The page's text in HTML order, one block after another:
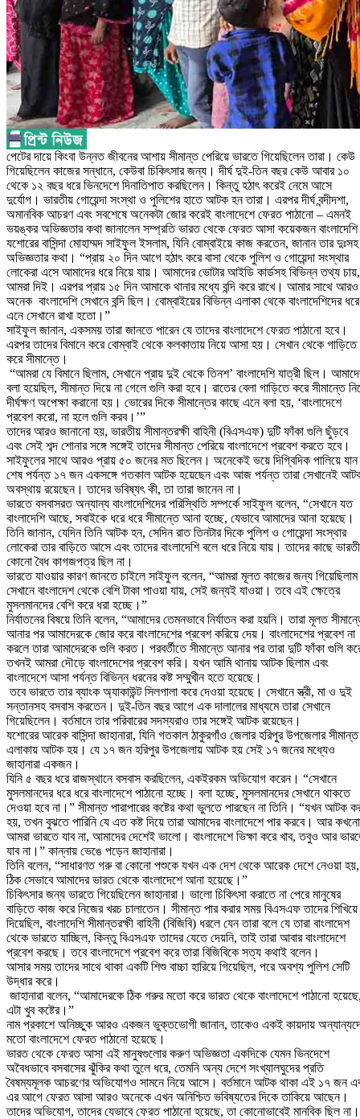
পেটের দায়ে কিংবা উন্নত জীবনের আশায় সীমান্ত পেরিয়ে ভারতে গিয়েছিলেন তারা। কেউ
গিয়েছিলেন কাজের সন্ধানে, কেউবা চিকিৎসার জন্য। দীর্ঘ দুই-তিন বছর কেউ আবার ১০
থেকে ১২ বছর ধরে ভিনদেশে দিনাতিপাত করছিলেন। কিন্তু হঠাৎ করেই নেমে আসে
দুর্যোগ। ভারতীয় গোয়েন্দা সংস্থা ও পুলিশের হাতে আটক হন তারা। এরপর দীর্ঘ বন্দীদশা,
অমানবিক আচরণ এবং সবশেষে অনেকটা জোর করেই বাংলাদেশে ফেরত পাঠানো – এমনই
ভয়ঙ্কর অভিজ্ঞতার কথা জানালেন সম্প্রতি ভারত থেকে ফেরত আসা কয়েকজন
যশোরের বাসিন্দা মোহাম্মদ সাইফুল ইসলাম, যিনি বোম্বাইয়ে কাজ করতেন, জানান তার দুঃসহ
অভিজ্ঞতার কথা। “প্রায় ২০ দিন আগে হঠাৎ করে বাসা থেকে পুলিশ ও গোয়েন্দা সংস্থার
লোকেরা এসে আমাদের ধরে নিয়ে যায়। আমাদের ভোটার আইডি কার্ডসহ বিভিন্ন তথ্য চায়,
আমরা দিই। এরপর প্রায় ১৫ দিন আমাকে থানার মধ্যে বন্দি করে রাখে। আমার সাথে আরও
অনেক বাংলাদেশি সেখানে বন্দি ছিল। বোম্বাইয়ের বিভিন্ন এলাকা থেকে বাংলাদেশিদের ধরে
এনে সেখানে রাখা হতো।”
সাইফুল জানান, একসময় তারা জানতে পারেন যে তাদের বাংলাদেশে ফেরত পাঠানো হবে।
এরপর তাদের বিমানে করে বোম্বাই থেকে কলকাতায় নিয়ে আসা হয়। সেখান থেকে গাড়িতে
করে সীমান্তে।
“আমরা যে বিমানে ছিলাম, সেখানে প্রায় দুই থেকে তিনশ’ বাংলাদেশি যাত্রী ছিল।
বলা হয়েছিল, সীমান্ত দিয়ে না গেলে গুলি করা হবে। রাতের বেলা গাড়িতে করে সীমান্তে
দীর্ঘক্ষণ অপেক্ষা করানো হয়। ভোরের দিকে সীমান্তের কাছে এনে বলা হয়, ‘বাংলাদেশে
প্রবেশ করো, না হলে গুলি করব।’”
তাদের আরও জানানো হয়, ভারতীয় সীমান্তরক্ষী বাহিনী (বিএসএফ) দুটি ফাঁকা গুলি ছুঁড়বে
এবং সেই শব্দ শোনার সঙ্গে সঙ্গেই তাদের সীমান্ত পেরিয়ে বাংলাদেশে প্রবেশ করতে হবে।
সাইফুলের সাথে আরও প্রায় ৫০ জনের মত ছিলেন। অনেকেই ভয়ে দিগ্বিদিক পালিয়ে
শেষ পর্যন্ত ১৭ জন একসঙ্গে গতকাল আটক হয়েছেন এবং আজ পর্যন্ত তারা সেখানেই
অবস্থায় রয়েছেন। তাদের ভবিষ্যৎ কী, তা তারা জানেন না।
ভারতে বসবাসরত অন্যান্য বাংলাদেশিদের পরিস্থিতি সম্পর্কে সাইফুল বলেন, “সেখানে যত
বাংলাদেশি আছে, সবাইকে ধরে ধরে সীমান্তে আনা হচ্ছে, যেভাবে আমাদের আনা হয়েছে।
তিনি জানান, যেদিন তিনি আটক হন, সেদিন রাত তিনটার দিকে পুলিশ ও গোয়েন্দা সংস্থার
লোকেরা তার বাড়িতে আসে এবং তাদের বাংলাদেশি বলে ধরে নিয়ে যায়। তাদের কাছে
কোনো বৈধ কাগজপত্র ছিল না।
ভারতে যাওয়ার কারণ জানতে চাইলে সাইফুল বলেন, “আমরা মূলত কাজের জন্য
সেখানে বাংলাদেশ থেকে বেশি টাকা পাওয়া যায়, সেই জন্যই যাওয়া। তবে এই ক্ষেত্রে
মুসলমানদের বেশি করে ধরা হচ্ছে।”
নির্যাতনের বিষয়ে তিনি বলেন, “আমাদের তেমনভাবে নির্যাতন করা হয়নি। তারা মূলত
আনার পর আমাদেরকে জোর করে বাংলাদেশের প্রবেশ করিয়ে দেয়। বাংলাদেশের প্রবেশ না
করলে তারা আমাদেরকে গুলি করত। পরবর্তীতে সীমান্তে আনার পর তারা দুটি ফাঁকা গুলি
তখনই আমরা দৌড়ে বাংলাদেশের প্রবেশ করি। যখন আমি থানায় আটক ছিলাম এবং
বাংলাদেশে আসা পর্যন্ত বিভিন্ন ধরনের কষ্ট সম্মুখীন হতে হয়েছে।
তবে ভারতে তার ব্যাংক অ্যাকাউন্ট সিলগালা করে দেওয়া হয়েছে। সেখানে স্ত্রী, মা ও দুই
সন্তানসহ বসবাস করতেন। দুই-তিন বছর আগে এক দালালের মাধ্যমে তারা সেখানে
গিয়েছিলেন। বর্তমানে তার পরিবারের সদস্যরাও তার সঙ্গেই আটক রয়েছেন।
যশোরের আরেক বাসিন্দা জাহানারা, যিনি গতকাল ঠাকুরগাঁও জেলার হরিপুর উপজেলার সীমান্ত
এলাকায় আটক হয়। যে ১৭ জন হরিপুর উপজেলায় আটক হয় সেই ১৭ জনের মধ্যেও
জাহানারা একজন।
যিনি ৫ বছর ধরে রাজস্থানে বসবাস করছিলেন, একইরকম অভিযোগ করেন। “সেখানে
মুসলমানদের ধরে ধরে বাংলাদেশে পাঠানো হচ্ছে। বলা হচ্ছে, মুসলমানদের সেখানে থাকতে
দেওয়া হবে না।” সীমান্ত পারাপারের কষ্টের কথা ভুলতে পারছেন না তিনি। “যখন আটক
হয়, তখন বুঝতে পারিনি যে এত কষ্ট দিয়ে তারা আমাদের বাংলাদেশে পার করবে। আর কখনো
আমরা ভারতে যাব না, আমাদের দেশেই ভালো। বাংলাদেশে ভিক্ষা করে খাব, তবুও আর
যাব না।” কান্নায় ভেঙে পড়েন জাহানারা।
তিনি বলেন, “সাধারণত গরু বা কোনো পশুকে যখন এক দেশ থেকে আরেক দেশে নেওয়া হয়,
ঠিক সেভাবে আমাদের ভারত থেকে বাংলাদেশে আনা হয়েছে।”
চিকিৎসার জন্য ভারতে গিয়েছিলেন জাহানারা। ভালো চিকিৎসা করাতে না পেরে মানুষের
বাড়িতে কাজ করে নিজের খরচ চালাতেন। সীমান্ত পার করার সময় বিএসএফ তাদের শিখিয়ে
দিয়েছিল, বাংলাদেশি সীমান্তরক্ষী বাহিনী (বিজিবি) ধরলে যেন তারা বলে যে তারা বাংলাদেশ
থেকে ভারতে যাচ্ছিল, কিন্তু বিএসএফ তাদের যেতে দেয়নি, তাই তারা আবার বাংলাদেশে
প্রবেশ করছে। তবে বাংলাদেশে প্রবেশ করে তারা বিজিবিকে সত্য কথাই বলেন।
আসার সময় তাদের সাথে থাকা একটি শিশু বাচ্চা হারিয়ে গিয়েছিল, পরে অবশ্য পুলিশ সেটি
উদ্ধার করে।
জাহানারা বলেন, “আমাদেরকে ঠিক গরুর মতো করে ভারত থেকে বাংলাদেশে পাঠানো
এটা খুব কষ্টের।”
নাম প্রকাশে অনিচ্ছুক আরও একজন ভুক্তভোগী জানান, তাকেও একই কায়দায়
মতো বাংলাদেশে ফেরত পাঠানো হয়েছে।
ভারত থেকে ফেরত আসা এই মানুষগুলোর করুণ অভিজ্ঞতা একদিকে যেমন ভিনদেশে
অবৈধভাবে বসবাসের ঝুঁকির কথা তুলে ধরে, তেমনি অন্য দেশে সংখ্যালঘুদের প্রতি
বৈষম্যমূলক আচরণের অভিযোগও সামনে নিয়ে আসে। বর্তমানে আটক থাকা এই ১৭ জন
এর আগে ফেরত আসা আরও অনেকে এখন অনিশ্চিত ভবিষ্যতের দিকে তাকিয়ে আছেন।
তাদের অভিযোগ, তাদের যেভাবে ফেরত পাঠানো হয়েছে, তা কোনোভাবেই মানবিক ছিল না।